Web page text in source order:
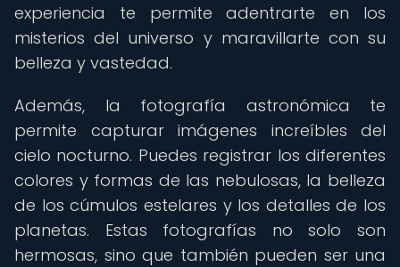
experiencia te permite adentrarte en los
misterios del universo y maravillarte con su
belleza y vastedad.
Además, la fotografía astronómica te
permite capturar imágenes increíbles del
cielo nocturno. Puedes registrar los diferentes
colores y formas de las nebulosas, la belleza
de los cúmulos estelares y los detalles de los
planetas. Estas fotografías no solo son
hermosas, sino que también pueden ser una